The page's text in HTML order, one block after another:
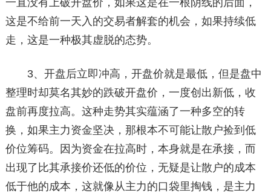
一直没有上破开盘价，如果这是在一根阴线的后面，
这是不给前一天入的交易者解套的机会，如果持续低
走，这是一种极其虚脱的态势。
3、开盘后立即冲高，开盘价就是最低，但是盘中
整理时却莫名其妙的跌破开盘价，一度创出新低，收
盘前再度拉高。这种走势其实蕴涵了一种多空的转
换，如果主力资金坚决，那根本不可能让散户捡到低
价位筹码。因为资金在拉高时，本身就是在承接，而
出现了比其承接价还低的价位，无疑是让散户的成本
低于他的成本，这就像从主力的口袋里掏钱，是主力